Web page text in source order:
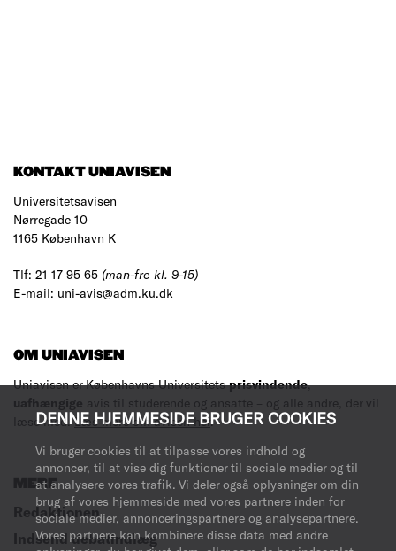
DENNE HJEMMESIDE BRUGER COOKIES
Vi bruger cookies til at tilpasse vores indhold og
annoncer, til at vise dig funktioner til sociale medier og til
at analysere vores trafik. Vi deler også oplysninger om din
brug af vores hjemmeside med vores partnere inden for
sociale medier, annonceringspartnere og analysepartnere.
Vores partnere kan kombinere disse data med andre
KONTAKT UNIAVISEN
Universitetsavisen
Nørregade 10
1165 København K
Tlf: 21 17 95 65 (man-fre kl. 9-15)
E-mail: uni-avis@adm.ku.dk
OM UNIAVISEN
Uniavisen er Københavns Universitetsprisvindende,
uafhængige avis til studerende og ansatte – og alle andre, der vil
læse med.Læs mere om avisen her.
MERE
Redaktionen
Indsend debatindlæg